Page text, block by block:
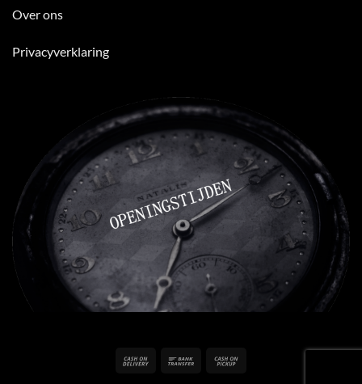
Over ons
Privacyverklaring
Cash
Bank